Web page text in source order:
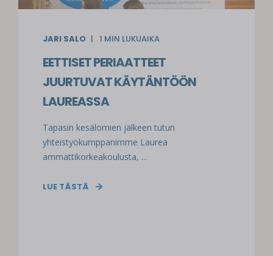
JARI SALO 1 MIN LUKUAIKA
EETTISET PERIAATTEET
JUURTUVAT KÄYTÄNTÖÖN
LAUREASSA
Tapasin kesälomien jälkeen tutun
yhteistyökumppanimme Laurea
ammattikorkeakoulusta, ...
LUE TÄSTÄ